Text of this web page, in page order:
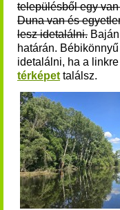
településből egy
Duna van és
lesz idetalálni.
határán.
idetalálni, ha a
térképet találsz.